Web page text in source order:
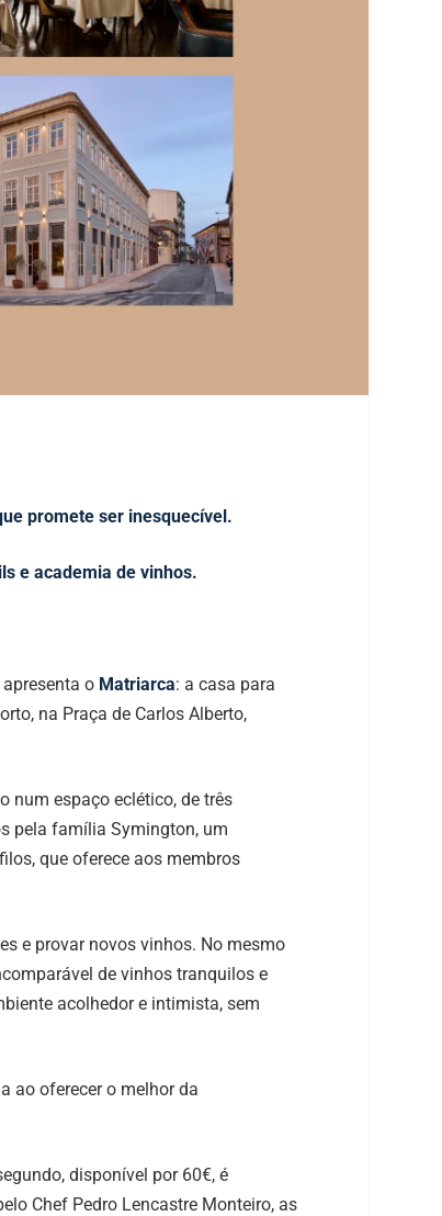
promete ser inesquecível.
e academia de vinhos.
o Matriarca: a casa para
na Praça de Carlos Alberto,
num espaço eclético, de três
pela família Symington, um
que oferece aos membros
e provar novos vinhos. No mesmo
de vinhos tranquilos e
acolhedor e intimista, sem
ao oferecer o melhor da
disponível por 60€, é
Chef Pedro Lencastre Monteiro, as